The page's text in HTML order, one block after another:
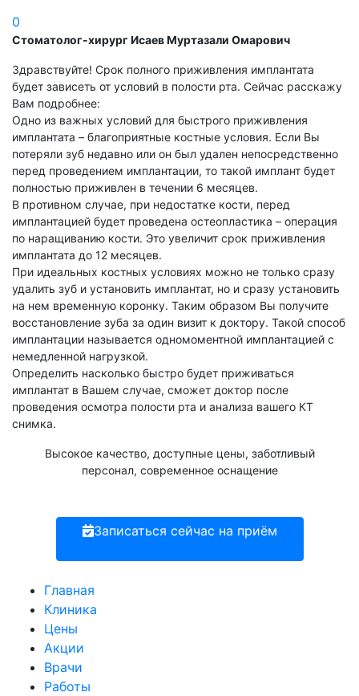
0
Стоматолог-хирург Исаев Муртазали Омарович
Здравствуйте! Срок полного приживления имплантата
будет зависеть от условий в полости рта. Сейчас расскажу
Вам подробнее:
Одно из важных условий для быстрого приживления
имплантата – благоприятные костные условия. Если Вы
потеряли зуб недавно или он был удален непосредственно
перед проведением имплантации, то такой имплант будет
полностью приживлен в течении 6 месяцев.
В противном случае, при недостатке кости, перед
имплантацией будет проведена остеопластика – операция
по наращиванию кости. Это увеличит срок приживления
имплантата до 12 месяцев.
При идеальных костных условиях можно не только сразу
удалить зуб и установить имплантат, но и сразу установить
на нем временную коронку. Таким образом Вы получите
восстановление зуба за один визит к доктору. Такой способ
имплантации называется одномоментной имплантацией с
немедленной нагрузкой.
Определить насколько быстро будет приживаться
имплантат в Вашем случае, сможет доктор после
проведения осмотра полости рта и анализа вашего КТ
снимка.
Высокое качество, доступные цены, заботливый
персонал, современное оснащение
Записаться сейчас на приём
Главная
Клиника
Цены
Акции
Врачи
Работы